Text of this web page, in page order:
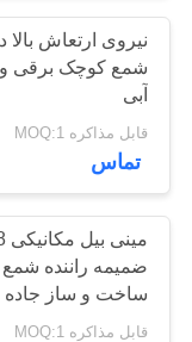
تماس
بگیرید
اخبار
موارد
جانبی
43
نیروی ارتعاش بالا
شمع کوچک برقی
آبی
قابل مذاکره MOQ:1
تماس
ضمیمه راننده شمع
ساخت و ساز جاده
قابل مذاکره MOQ:1